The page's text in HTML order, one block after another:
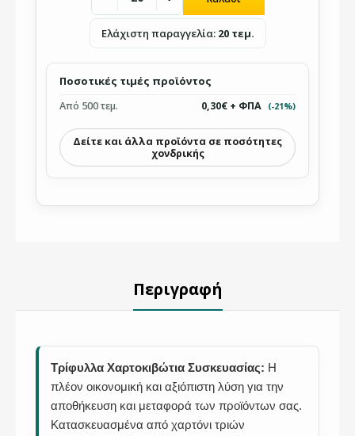
Ελάχιστη παραγγελία: 20 τεμ.
Ποσοτικές τιμές προϊόντος
Από 500 τεμ. 0,30€ + ΦΠΑ (-21%)
Δείτε και άλλα προϊόντα σε ποσότητες
χονδρικής
Περιγραφή
Τρίφυλλα Χαρτοκιβώτια Συσκευασίας: Η
πλέον οικονομική και αξιόπιστη λύση για την
αποθήκευση και μεταφορά των προϊόντων σας.
Κατασκευασμένα από χαρτόνι τριών